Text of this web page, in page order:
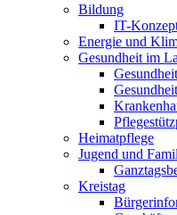
Bildung
IT-
Energie und
Gesundheit im
Heimatpflege
Jugend und
Kreistag